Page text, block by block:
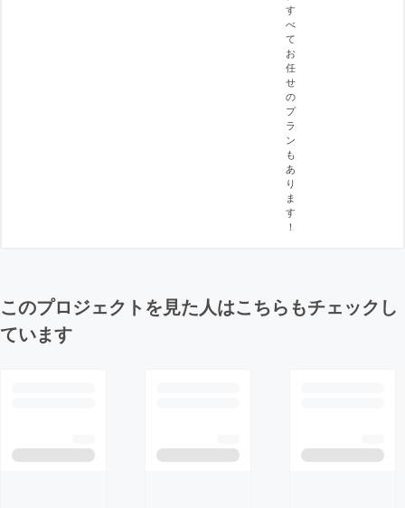
す
べ
て
お
任
せ
の
プ
ラ
ン
も
あ
り
ま
す
！
このプロジェクトを見た人はこちらもチェックし
ています